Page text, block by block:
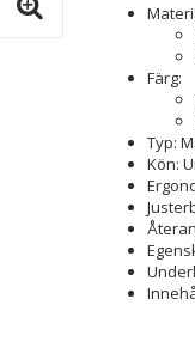
Färg:
Typ:
Kön: